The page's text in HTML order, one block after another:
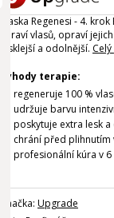
Maska Regenesi - 4.
zdraví vlasů, opraví
lesklejší a odolnější.
Výhody terapie:
regeneruje 100 %
udržuje barvu
poskytuje extra lesk
chrání před
profesionální kúra v 6
Značka: Upgrade